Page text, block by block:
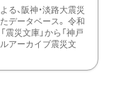
る、阪神・淡路大震災
データベース。 令和
震災文庫」から「神戸
アーカイブ震災文